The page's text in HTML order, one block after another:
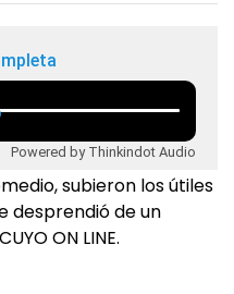
Powered by Thinkindot Audio
subieron los útiles
desprendió de un
ON LINE.